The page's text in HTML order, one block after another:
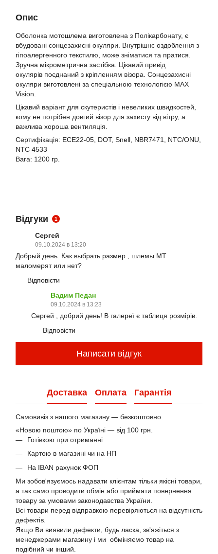
Опис
Оболонка мотошлема виготовлена з Полікарбонату, є
вбудовані сонцезахисні окуляри. Внутрішнє оздоблення з
гіпоалергенного текстилю, може зніматися та пратися.
Зручна мікрометрична застібка. Цікавий привід
окулярів поєднаний з кріпленням візора. Сонцезахисні
окуляри виготовлені за спеціальною технологією MAX
Vision.
Цікавий варіант для скутеристів і невеликих швидкостей,
кому не потрібен довгий візор для захисту від вітру, а
важлива хороша вентиляція.
Сертифікація: ЕСЕ22-05, DOT, Snell, NBR7471, NTC/ONU,
NTC 4533
Вага: 1200 гр.
Відгуки 1
Сергей
09.10.2024 в 13:20
Добрый день. Как выбрать размер , шлемы МТ
маломерят или нет?
Відповісти
Вадим Педан
09.10.2024 в 13:23
Сергей , добрий день! В галереї є таблиця розмірів.
Відповісти
Написати відгук
Доставка Оплата Гарантія
Самовивіз з нашого магазину — безкоштовно.
«Новою поштою» по Україні — від 100 грн.
Готівкою при отриманні
Картою в магазині чи на НП
На IBAN рахунок ФОП
Ми зобов'язуємось надавати клієнтам тільки якісні товари,
а так само проводити обмін або приймати повернення
товару за умовами законодавства України.
Всі товари перед відправкою перевіряються на відсутність
дефектів.
Якщо Ви виявили дефекти, будь ласка, зв'яжіться з
менеджерами магазину і ми обміняємо товар на
подібний чи інший.